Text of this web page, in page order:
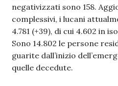
negativizzati sono 158.
complessivi, i lucani
4.781 (+39), di cui 4.602 in
Sono 14.802 le persone
guarite dall’inizio
quelle decedute.